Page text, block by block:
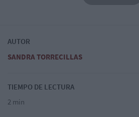
AUTOR
SANDRA TORRECILLAS
TIEMPO DE LECTURA
2 min